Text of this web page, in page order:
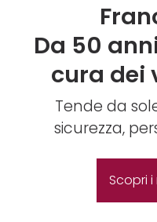
Da 50
cura dei
Tende da
sicurezza,
Scopri